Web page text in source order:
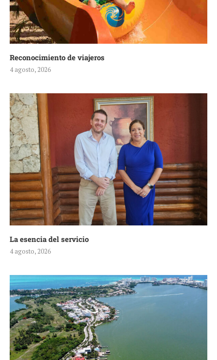
Reconocimiento de viajeros
4 agosto, 2026
La esencia del servicio
4 agosto, 2026